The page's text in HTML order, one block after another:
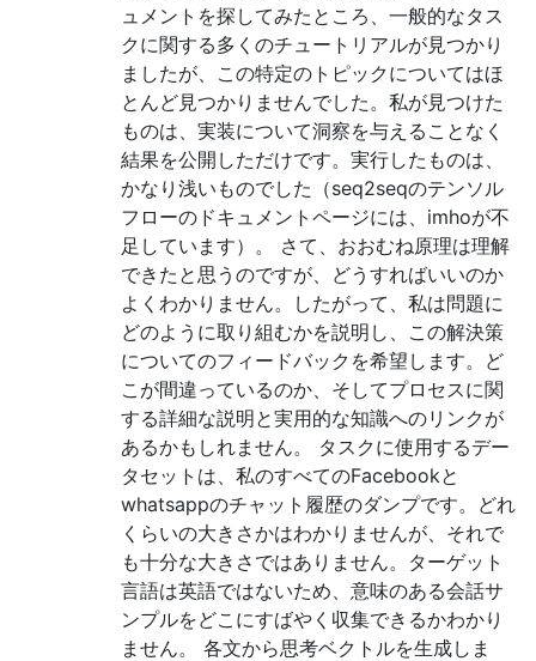
ュメントを探してみたところ、一般的なタス
クに関する多くのチュートリアルが見つかり
ましたが、この特定のトピックについてはほ
とんど見つかりませんでした。私が見つけた
ものは、実装について洞察を与えることなく
結果を公開しただけです。実行したものは、
かなり浅いものでした（seq2seqのテンソル
フローのドキュメントページには、imhoが不
足しています）。 さて、おおむね原理は理解
できたと思うのですが、どうすればいいのか
よくわかりません。したがって、私は問題に
どのように取り組むかを説明し、この解決策
についてのフィードバックを希望します。ど
こが間違っているのか、そしてプロセスに関
する詳細な説明と実用的な知識へのリンクが
あるかもしれません。 タスクに使用するデー
タセットは、私のすべてのFacebookと
whatsappのチャット履歴のダンプです。どれ
くらいの大きさかはわかりませんが、それで
も十分な大きさではありません。ターゲット
言語は英語ではないため、意味のある会話サ
ンプルをどこにすばやく収集できるかわかり
ません。 各文から思考ベクトルを生成しま